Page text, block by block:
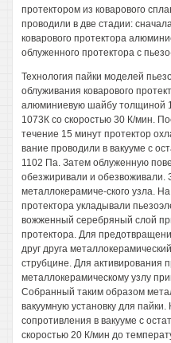
протектором из коварового
проводили в две стадии:
коварового протектора
облуженного протектора с
Технология пайки моделей
облуживания коварового
алюминиевую шайбу толщиной
1073К со скоростью 30 К/мин.
течение 15 минут протектор
вание проводили в вакууме с
1102 Па. Затем облуженную
обезжиривали и обезвоживали.
металлокерамиче-ского узла.
протектора укладывали
вожженный серебряный слой
протектора. Для
друг друга
струбцине. Для активирования
металлокерамическому узлу
Собранный таким образом
вакуумную установку для
сопротивления в вакууме с
скоростью 20 К/мин до